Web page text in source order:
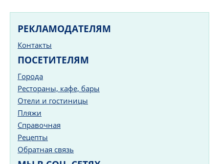
РЕКЛАМОДАТЕЛЯМ
Контакты
ПОСЕТИТЕЛЯМ
Города
Рестораны, кафе, бары
Отели и гостиницы
Пляжи
Справочная
Рецепты
Обратная связь